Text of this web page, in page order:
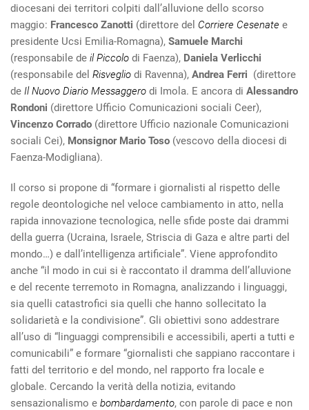
diocesani dei territori colpiti dall’alluvione dello scorso
maggio: Francesco Zanotti (direttore del Corriere Cesenate e
presidente Ucsi Emilia-Romagna), Samuele Marchi
(responsabile de il Piccolo di Faenza), Daniela Verlicchi
(responsabile del Risveglio di Ravenna), Andrea Ferri (direttore
de Il Nuovo Diario Messaggero di Imola. E ancora di Alessandro
Rondoni (direttore Ufficio Comunicazioni sociali Ceer),
Vincenzo Corrado (direttore Ufficio nazionale Comunicazioni
sociali Cei), Monsignor Mario Toso (vescovo della diocesi di
Faenza-Modigliana).
Il corso si propone di “formare i giornalisti al rispetto delle
regole deontologiche nel veloce cambiamento in atto, nella
rapida innovazione tecnologica, nelle sfide poste dai drammi
della guerra (Ucraina, Israele, Striscia di Gaza e altre parti del
mondo…) e dall’intelligenza artificiale”. Viene approfondito
anche “il modo in cui si è raccontato il dramma dell’alluvione
e del recente terremoto in Romagna, analizzando i linguaggi,
sia quelli catastrofici sia quelli che hanno sollecitato la
solidarietà e la condivisione”. Gli obiettivi sono addestrare
all’uso di “linguaggi comprensibili e accessibili, aperti a tutti e
comunicabili” e formare “giornalisti che sappiano raccontare i
fatti del territorio e del mondo, nel rapporto fra locale e
globale. Cercando la verità della notizia, evitando
sensazionalismo e bombardamento, con parole di pace e non